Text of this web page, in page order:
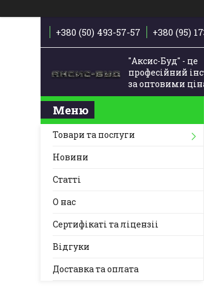
+380 (50) 493-57-57 +380 (95)
"Аксис-Буд" - це
професійний
за оптовими
Товари та послуги
Новини
Статті
О нас
Сертифікаті та ліцензіі
Відгуки
Доставка та оплата